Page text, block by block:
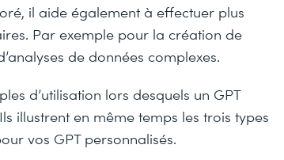
il aide également à effectuer plus
Par exemple pour la création de
de données complexes.
d’utilisation lors desquels un GPT
illustrent en même temps les trois types
vos GPT personnalisés.